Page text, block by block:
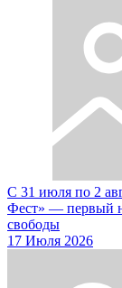
С 31 июля по 2
Фест» — первый
свободы
17 Июля 2026